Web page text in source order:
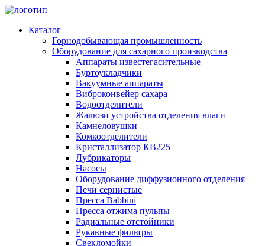
Каталог
Горнодобывающая промышленность
Оборудование для сахарного производства
Аппараты известегасительные
Буртоукладчики
Вакуумные аппараты
Виброконвейер сахара
Водоотделители
Жалюзи устройства отделения влаги
Камнеловушки
Комкоотделители
Кристаллизатор КВ225
Лубрикаторы
Насосы
Оборудование диффузионного отделения
Печи сернистые
Пресса Babbini
Пресса отжима пульпы
Радиальные отстойники
Рукавные фильтры
Свекломойки